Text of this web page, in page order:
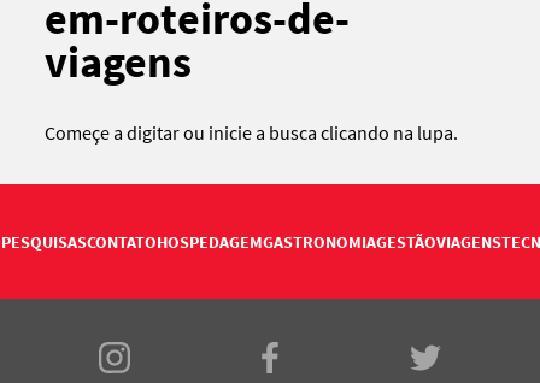
em-roteiros-de-
viagens
Começe a digitar ou inicie a busca clicando na lupa.
PESQUISASCONTATOHOSPEDAGEMGASTRONOMIAGESTÃOVIAGENS